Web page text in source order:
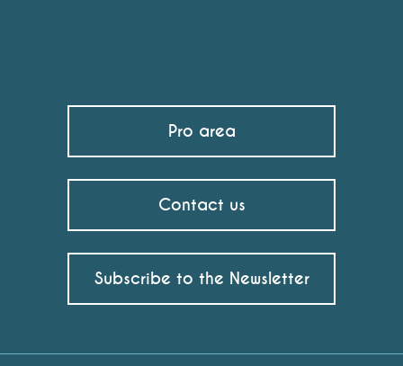
Pro area
Contact us
Subscribe to the Newsletter